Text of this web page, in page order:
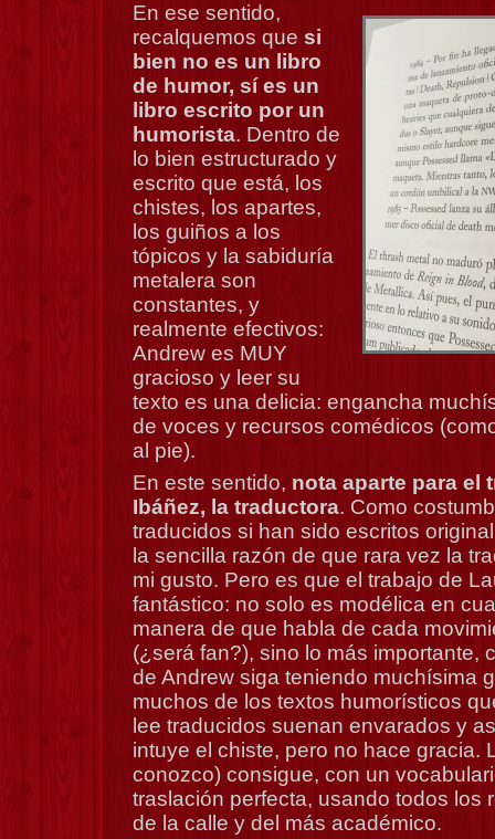
En ese sentido,
recalquemos que si
bien no es un libro
de humor, sí es un
libro escrito por un
humorista. Dentro de
lo bien estructurado y
escrito que está, los
chistes, los apartes,
los guiños a los
tópicos y la sabiduría
metalera son
constantes, y
realmente efectivos:
Andrew es MUY
gracioso y leer su
texto es una delicia: engancha
de voces y recursos comédicos
al pie).
En este sentido, nota aparte para el
Ibáñez, la traductora. Como
traducidos si han sido escritos
la sencilla razón de que rara vez la
mi gusto. Pero es que el trabajo de
fantástico: no solo es modélica en
manera de que habla de cada
(¿será fan?), sino lo más importante,
de Andrew siga teniendo muchísima
muchos de los textos humorísticos
lee traducidos suenan envarados y
intuye el chiste, pero no hace gracia.
conozco) consigue, con un
traslación perfecta, usando todos los
de la calle y del más académico.